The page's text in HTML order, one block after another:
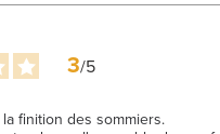
3/5
finition des sommiers.